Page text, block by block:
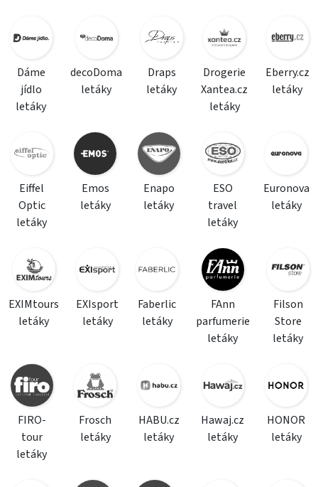
Dáme
jídlo
letáky
decoDoma
letáky
Draps
letáky
Drogerie
Xantea.cz
letáky
Eberry.cz
letáky
Eiffel
Optic
letáky
Emos
letáky
Enapo
letáky
ESO
travel
letáky
Euronova
letáky
EXIMtours
letáky
EXIsport
letáky
Faberlic
letáky
FAnn
parfumerie
letáky
Filson
Store
letáky
FIRO-
tour
letáky
Frosch
letáky
HABU.cz
letáky
Hawaj.cz
letáky
HONOR
letáky